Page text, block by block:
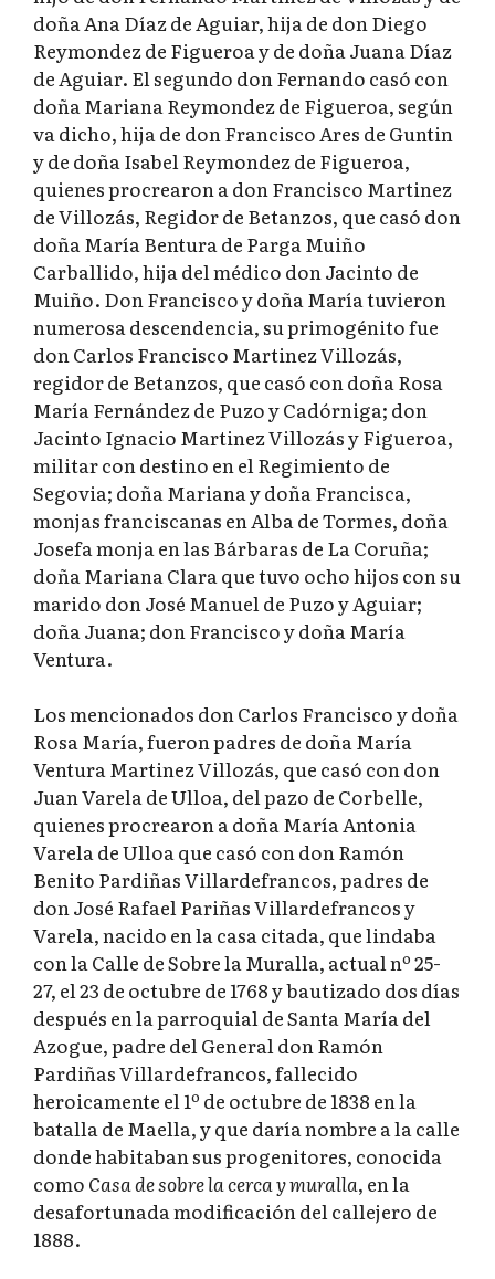
doña Ana Díaz de Aguiar, hija de don Diego
Reymondez de Figueroa y de doña Juana Díaz
de Aguiar. El segundo don Fernando casó con
doña Mariana Reymondez de Figueroa, según
va dicho, hija de don Francisco Ares de Guntin
y de doña Isabel Reymondez de Figueroa,
quienes procrearon a don Francisco Martinez
de Villozás, Regidor de Betanzos, que casó don
doña María Bentura de Parga Muiño
Carballido, hija del médico don Jacinto de
Muiño. Don Francisco y doña María tuvieron
numerosa descendencia, su primogénito fue
don Carlos Francisco Martinez Villozás,
regidor de Betanzos, que casó con doña Rosa
María Fernández de Puzo y Cadórniga; don
Jacinto Ignacio Martinez Villozás y Figueroa,
militar con destino en el Regimiento de
Segovia; doña Mariana y doña Francisca,
monjas franciscanas en Alba de Tormes, doña
Josefa monja en las Bárbaras de La Coruña;
doña Mariana Clara que tuvo ocho hijos con su
marido don José Manuel de Puzo y Aguiar;
doña Juana; don Francisco y doña María
Ventura.
Los mencionados don Carlos Francisco y doña
Rosa María, fueron padres de doña María
Ventura Martinez Villozás, que casó con don
Juan Varela de Ulloa, del pazo de Corbelle,
quienes procrearon a doña María Antonia
Varela de Ulloa que casó con don Ramón
Benito Pardiñas Villardefrancos, padres de
don José Rafael Pariñas Villardefrancos y
Varela, nacido en la casa citada, que lindaba
con la Calle de Sobre la Muralla, actual nº 25-
27, el 23 de octubre de 1768 y bautizado dos días
después en la parroquial de Santa María del
Azogue, padre del General don Ramón
Pardiñas Villardefrancos, fallecido
heroicamente el 1º de octubre de 1838 en la
batalla de Maella, y que daría nombre a la calle
donde habitaban sus progenitores, conocida
como Casa de sobre la cerca y muralla, en la
desafortunada modificación del callejero de
1888.